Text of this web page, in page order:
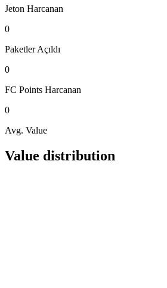
Jeton Harcanan
0
Paketler Açıldı
0
FC Points Harcanan
0
Avg. Value
Value distribution